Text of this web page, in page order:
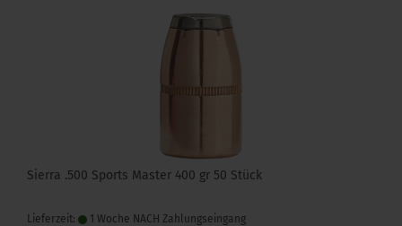
Sierra .500 Sports Master 400 gr 50 Stück
Lieferzeit: 1 Woche NACH Zahlungseingang